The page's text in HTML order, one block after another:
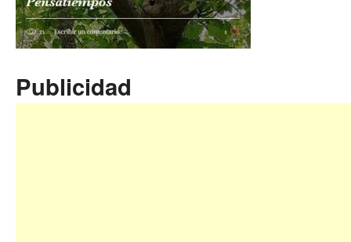
Publicidad